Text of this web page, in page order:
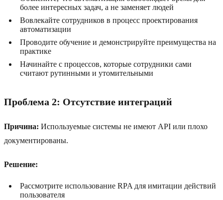
более интересных задач, а не заменяет людей
Вовлекайте сотрудников в процесс проектирования
автоматизации
Проводите обучение и демонстрируйте преимущества на
практике
Начинайте с процессов, которые сотрудники сами
считают рутинными и утомительными
Проблема 2: Отсутствие интеграций
Причина: Используемые системы не имеют API или плохо
документированы.
Решение:
Рассмотрите использование RPA для имитации действий
пользователя